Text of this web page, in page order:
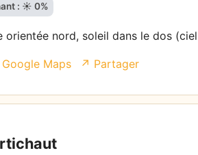
: ☀️ 0%
orientée nord, soleil dans le dos
Maps ↗ Partager